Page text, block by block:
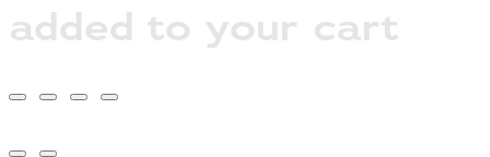
added to your cart